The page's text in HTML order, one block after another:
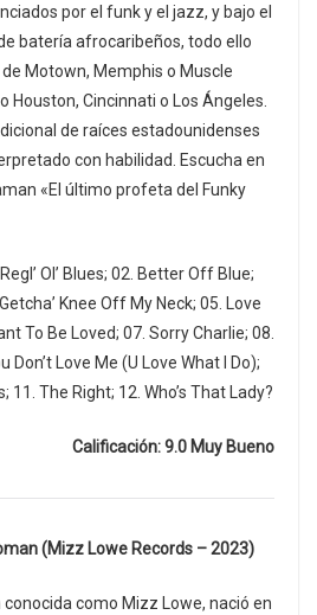
por el funk y el jazz, y bajo el
batería afrocaribeños, todo ello
Motown, Memphis o Muscle
Houston, Cincinnati o Los Ángeles.
de raíces estadounidenses
con habilidad. Escucha en
«El último profeta del Funky
Ol’ Blues; 02. Better Off Blue;
Knee Off My Neck; 05. Love
To Be Loved; 07. Sorry Charlie; 08.
Don’t Love Me (U Love What I Do);
11. The Right; 12. Who’s That Lady?
Calificación: 9.0 Muy Bueno
(Mizz Lowe Records – 2023)
conocida como Mizz Lowe, nació en